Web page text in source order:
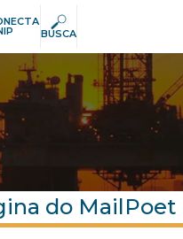
BUSCA
do MailPoet